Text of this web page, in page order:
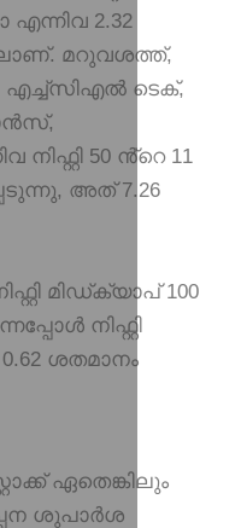
2.32
മറുവശത്ത്,
ടെക്,
50 ൻ്റെ 11
അത് 7.26
മിഡ്‌ക്യാപ് 100
നിഫ്റ്റി
ശതമാനം
ഏതെങ്കിലും
ശുപാർശ